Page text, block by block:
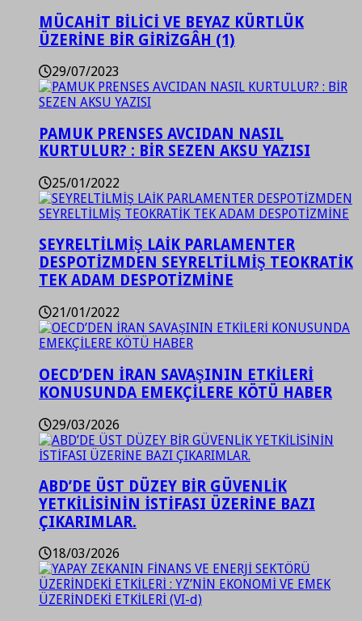
MÜCAHİT BİLİCİ VE BEYAZ KÜRTLÜK
ÜZERİNE BİR GİRİZGÂH (1)
29/07/2023
PAMUK PRENSES AVCIDAN NASIL
KURTULUR? : BİR SEZEN AKSU YAZISI
25/01/2022
SEYRELTİLMİŞ LAİK PARLAMENTER
DESPOTİZMDEN SEYRELTİLMİŞ TEOKRATİK
TEK ADAM DESPOTİZMİNE
21/01/2022
OECD’DEN İRAN SAVAŞININ ETKİLERİ
KONUSUNDA EMEKÇİLERE KÖTÜ HABER
29/03/2026
ABD’DE ÜST DÜZEY BİR GÜVENLİK
YETKİLİSİNİN İSTİFASI ÜZERİNE BAZI
ÇIKARIMLAR.
18/03/2026